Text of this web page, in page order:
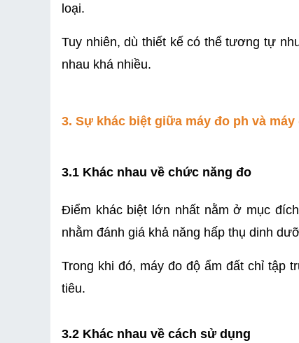
loại.
Tuy nhiên, dù thiết kế có thể tương tự
nhau khá nhiều.
3. Sự khác biệt giữa máy đo ph và máy
3.1 Khác nhau về chức năng đo
Điểm khác biệt lớn nhất nằm ở mục
nhằm đánh giá khả năng hấp thụ dinh
Trong khi đó, máy đo độ ẩm đất chỉ tập
tiêu.
3.2 Khác nhau về cách sử dụng